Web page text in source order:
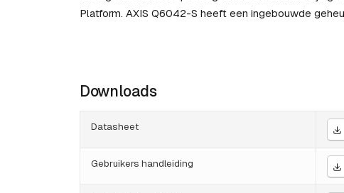
Platform. AXIS Q6042-S heeft een ingebouwde
Downloads
Datasheet
Gebruikers handleiding